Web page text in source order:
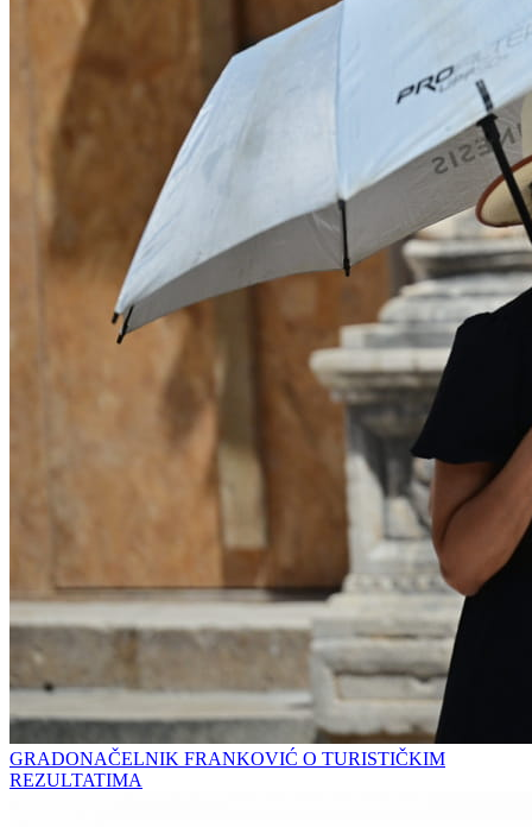
GRADONAČELNIK FRANKOVIĆ O TURISTIČKIM
REZULTATIMA